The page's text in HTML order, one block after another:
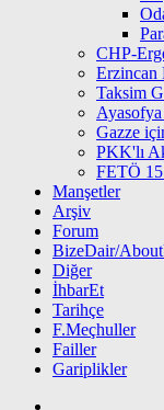
CHP-
Erzincan
Taksim
Gazze
PKK'lı
FETÖ 15
Manşetler
Arşiv
Forum
BizeDair/
Diğer
İhbarEt
Tarihçe
F.Meçhuller
Failler
Gariplikler